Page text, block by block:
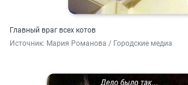
Главный враг всех котов
Источник: Мария Романова / Городские медиа